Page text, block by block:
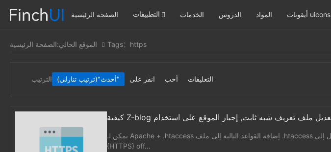
الصفحة الرئيسية التطبيقات الخدمات الدروس المواد أيقونات uicons
الموقع الحالي:الصفحة الرئيسية Tags：https
الترتيب أحدث"(ترتيب تنازلي)" انقر على أحب التعليقات
يمكن لـ Apache + .htaccess إضافة القواعد التالية إلى ملف .htaccess لإجبار الوصول إلى https:RewriteEngine OnRewriteCond %
{HTTPS} off...